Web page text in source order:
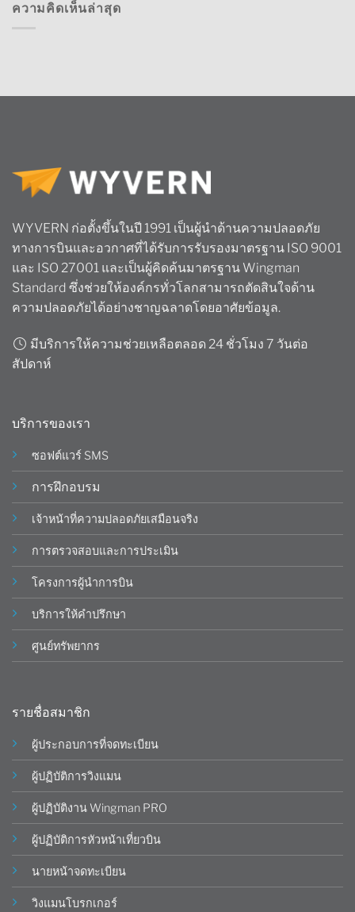
ความคิดเห็นล่าสุด
WYVERN ก่อตั้งขึ้นในปี 1991 เป็นผู้นำด้านความปลอดภัย
ทางการบินและอวกาศที่ได้รับการรับรองมาตรฐาน ISO 9001
และ ISO 27001 และเป็นผู้คิดค้นมาตรฐาน Wingman
Standard ซึ่งช่วยให้องค์กรทั่วโลกสามารถตัดสินใจด้าน
ความปลอดภัยได้อย่างชาญฉลาดโดยอาศัยข้อมูล.
มีบริการให้ความช่วยเหลือตลอด 24 ชั่วโมง 7 วันต่อ
สัปดาห์
บริการของเรา
ซอฟต์แวร์ SMS
การฝึกอบรม
เจ้าหน้าที่ความปลอดภัยเสมือนจริง
การตรวจสอบและการประเมิน
โครงการผู้นำการบิน
บริการให้คำปรึกษา
ศูนย์ทรัพยากร
รายชื่อสมาชิก
ผู้ประกอบการที่จดทะเบียน
ผู้ปฏิบัติการวิงแมน
ผู้ปฏิบัติงาน Wingman PRO
ผู้ปฏิบัติการหัวหน้าเที่ยวบิน
นายหน้าจดทะเบียน
วิงแมนโบรกเกอร์